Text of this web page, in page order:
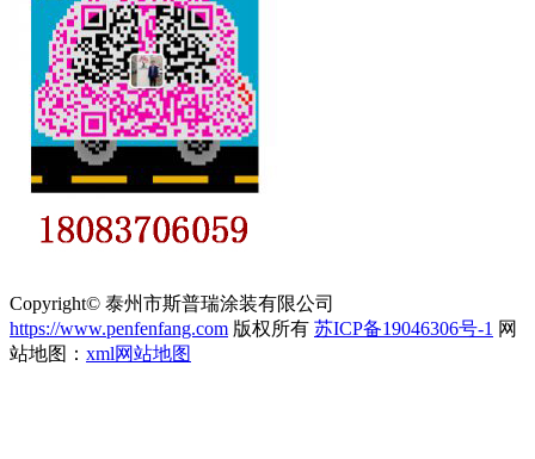
Copyright© 泰州市斯普瑞涂装有限公司
https://www.penfenfang.com 版权所有 苏ICP备19046306号-1 网
站地图： xml网站地图